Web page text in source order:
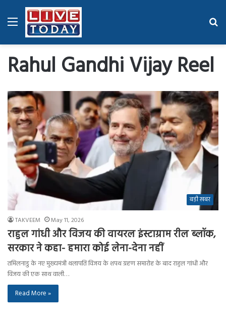
Menu
Rahul Gandhi Vijay Reel
बड़ी खबर
TAKVEEM May 11, 2026
राहुल गांधी और विजय की वायरल इंस्टाग्राम रील ब्लॉक,
सरकार ने कहा- हमारा कोई लेना-देना नहीं
तमिलनाडु के नए मुख्यमंत्री थलापति विजय के शपथ ग्रहण समारोह के बाद राहुल गांधी और
विजय की एक साथ वाली…
Read More »